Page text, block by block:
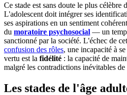
Ce stade est sans doute le plus célèbre
L'adolescent doit intégrer ses
ses aspirations en un sentiment
du moratoire psychosocial — un
sanctionné par la société. L'échec de
confusion des rôles, une incapacité à
vertu est la fidélité : la capacité de
malgré les contradictions inévitables de
Les stades de l'âge